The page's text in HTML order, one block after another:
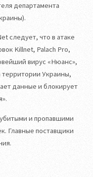
департамента
следует, что в атаке
Killnet, Palach Pro,
вирус «Нюанс»,
Украины,
данные и блокирует
и пропавшими
Главные поставщики